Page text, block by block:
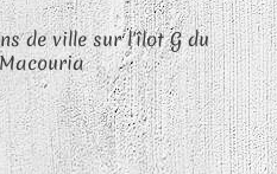
de ville sur l'îlot G du